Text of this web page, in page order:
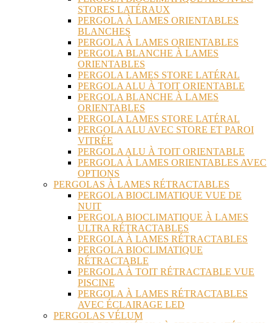
STORES LATÉRAUX
PERGOLA À LAMES ORIENTABLES
BLANCHES
PERGOLA À LAMES ORIENTABLES
PERGOLA BLANCHE À LAMES
ORIENTABLES
PERGOLA LAMES STORE LATÉRAL
PERGOLA ALU À TOIT ORIENTABLE
PERGOLA BLANCHE À LAMES
ORIENTABLES
PERGOLA LAMES STORE LATÉRAL
PERGOLA ALU AVEC STORE ET PAROI
VITRÉE
PERGOLA ALU À TOIT ORIENTABLE
PERGOLA À LAMES ORIENTABLES AVEC
OPTIONS
PERGOLAS À LAMES RÉTRACTABLES
PERGOLA BIOCLIMATIQUE VUE DE
NUIT
PERGOLA BIOCLIMATIQUE À LAMES
ULTRA RÉTRACTABLES
PERGOLA À LAMES RÉTRACTABLES
PERGOLA BIOCLIMATIQUE
RÉTRACTABLE
PERGOLA À TOIT RÉTRACTABLE VUE
PISCINE
PERGOLA À LAMES RÉTRACTABLES
AVEC ÉCLAIRAGE LED
PERGOLAS VÉLUM